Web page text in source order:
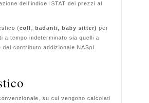
dell’indice ISTAT dei prezzi al
(colf, badanti, baby sitter) per
a tempo indeterminato sia quelli a
contributo addizionale NASpI.
su cui vengono calcolati